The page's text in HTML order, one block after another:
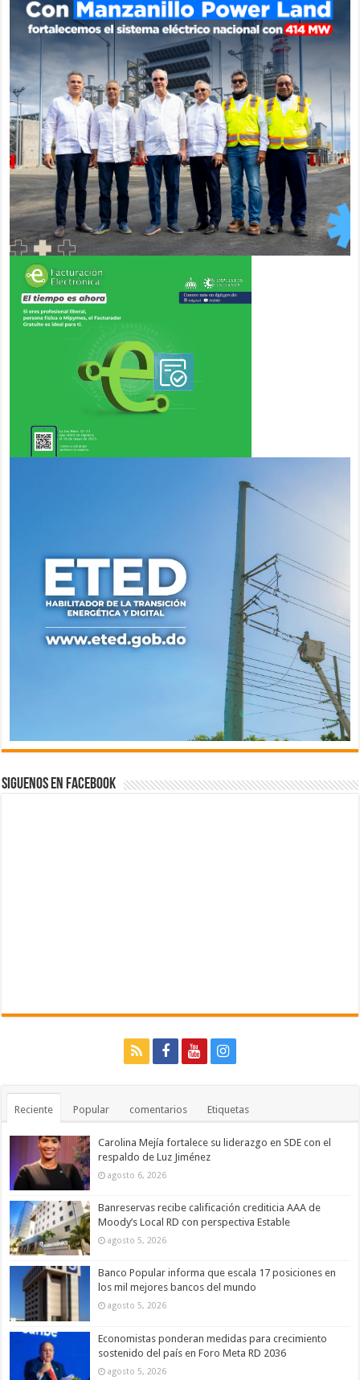
Siguenos en Facebook
Reciente Popular comentarios Etiquetas
Carolina Mejía fortalece su liderazgo en SDE con el
respaldo de Luz Jiménez
agosto 6, 2026
Banreservas recibe calificación crediticia AAA de
Moody’s Local RD con perspectiva Estable
agosto 5, 2026
Banco Popular informa que escala 17 posiciones en
los mil mejores bancos del mundo
agosto 5, 2026
Economistas ponderan medidas para crecimiento
sostenido del país en Foro Meta RD 2036
agosto 5, 2026